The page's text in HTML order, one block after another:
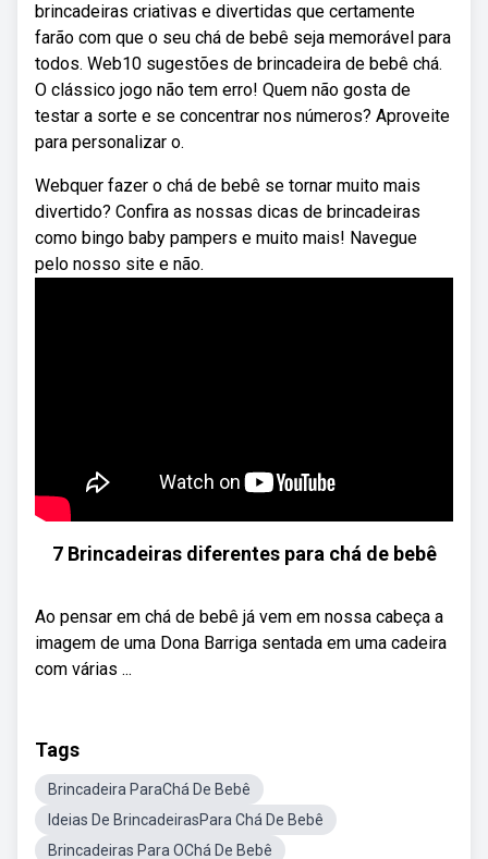
brincadeiras criativas e divertidas que certamente
farão com que o seu chá de bebê seja memorável para
todos. Web10 sugestões de brincadeira de bebê chá.
O clássico jogo não tem erro! Quem não gosta de
testar a sorte e se concentrar nos números? Aproveite
para personalizar o.
Webquer fazer o chá de bebê se tornar muito mais
divertido? Confira as nossas dicas de brincadeiras
como bingo baby pampers e muito mais! Navegue
pelo nosso site e não.
7 Brincadeiras diferentes para chá de bebê
Ao pensar em chá de bebê já vem em nossa cabeça a
imagem de uma Dona Barriga sentada em uma cadeira
com várias ...
Tags
Brincadeira ParaChá De Bebê
Ideias De BrincadeirasPara Chá De Bebê
Brincadeiras Para OChá De Bebê